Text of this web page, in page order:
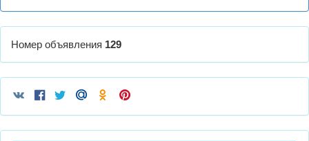
Номер объявления 129